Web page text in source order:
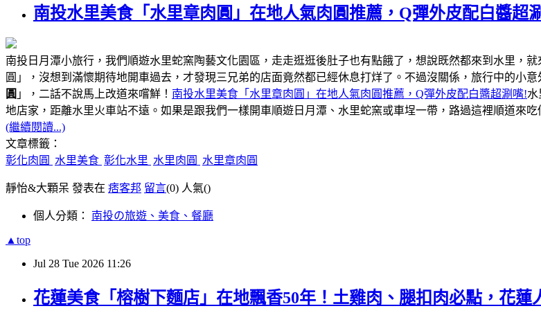
南投水里美食「水里章肉圓」在地人氣肉圓推薦，Q彈外皮配白醬超
南投日月潭小旅行，我們順遊水里蛇窯陶藝文化園區，走走逛逛後肚子也有點餓了，想說既然都來到水里，
圓」，沒想到滿懷期待地開車過去，才發現三兄弟的店面竟然都已經休息打烊了。不過沒關係，旅行中的小
圓 」，二話不說馬上改道來嚐鮮！ 南投水里美食「水里章肉圓」在地人氣肉圓推薦，Q彈外皮配白醬超涮嘴!水
地店家， 距離水里火車站不遠 。如果是跟我們一樣開車順遊日月潭、水里蛇窯或車埕一帶，路過這裡順道來吃
(繼續閱讀...)
文章標籤：
彰化肉圓
水里美食 彰化水里 水里肉圓 水里章肉圓
靜怡&大顆呆 發表在 痞客邦 留言(0) 人氣()
個人分類： 南投の旅遊、美食、餐廳
▲top
Jul 28 Tue 2026 11:26
花蓮美食「榕樹下麵店」在地飄香50年！土雞肉、腿扣肉必點，花蓮